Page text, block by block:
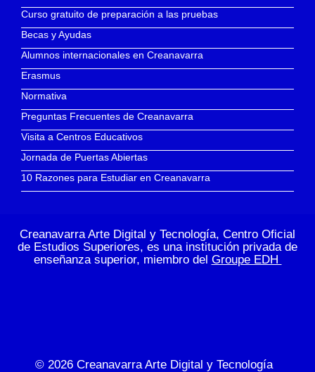
Curso gratuito de preparación a las pruebas
Becas y Ayudas
Alumnos internacionales en Creanavarra
Erasmus
Normativa
Preguntas Frecuentes de Creanavarra
Visita a Centros Educativos
Jornada de Puertas Abiertas
10 Razones para Estudiar en Creanavarra
Creanavarra Arte Digital y Tecnología, Centro Oficial
de Estudios Superiores, es una institución privada de
enseñanza superior, miembro del Groupe EDH
© 2026 Creanavarra Arte Digital y Tecnología